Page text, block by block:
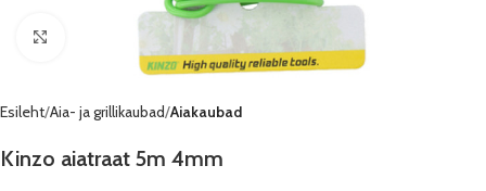
Esileht Aia- ja grillikaubad Aiakaubad
Kinzo aiatraat 5m 4mm